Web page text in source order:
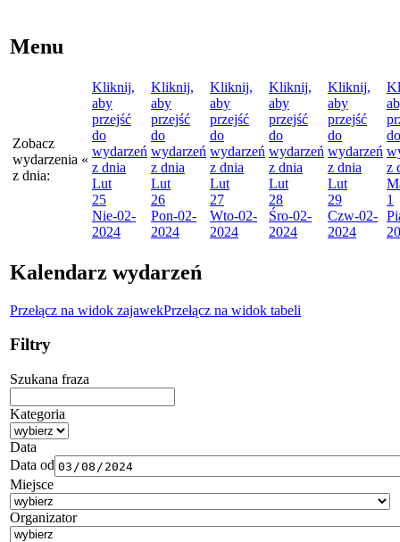
Menu
Zobacz
wydarzenia
z dnia:
«
Kliknij,
aby
przejść
do
wydarzeń
z dnia
Lut
25
Nie-02-
2024
Kliknij,
aby
przejść
do
wydarzeń
z dnia
Lut
26
Pon-02-
2024
Kliknij,
aby
przejść
do
wydarzeń
z dnia
Lut
27
Wto-02-
2024
Kliknij,
aby
przejść
do
wydarzeń
z dnia
Lut
28
Śro-02-
2024
Kliknij,
aby
przejść
do
wydarzeń
z dnia
Lut
29
Czw-02-
2024
do
z
1
Kalendarz wydarzeń
Przełącz na widok zajawekPrzełącz na widok tabeli
Filtry
Szukana fraza
Kategoria
Data
Data od
Miejsce
Organizator